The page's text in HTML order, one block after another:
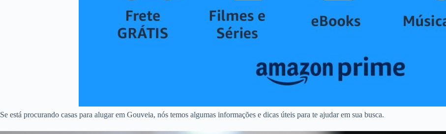
Se está procurando casas para alugar em Gouveia, nós temos algumas informações e dicas úteis para te ajudar em sua busca.